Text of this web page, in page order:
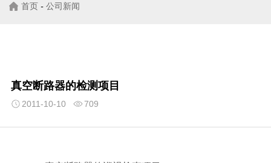
首页 - 公司新闻
真空断路器的检测项目
2011-10-10 709